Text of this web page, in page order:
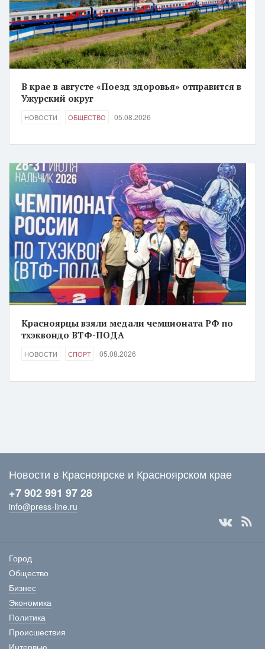
В крае в августе «Поезд здоровья» отправится в
Ужурский округ
НОВОСТИ ОБЩЕСТВО 05.08.2026
Красноярцы взяли медали чемпионата РФ по
тхэквондо ВТФ-ПОДА
НОВОСТИ СПОРТ 05.08.2026
Новости в Красноярске и Красноярском крае
+7 902 991 97 28
info@press-line.ru
Город
Общество
Бизнес
Экономика
Политика
Происшествия
Интервью